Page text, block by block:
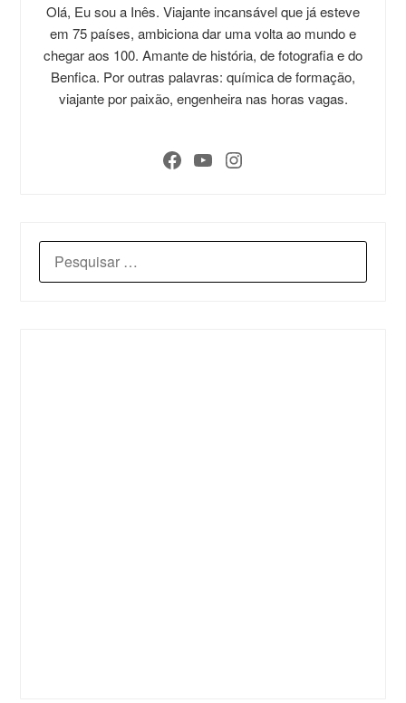
Olá, Eu sou a Inês. Viajante incansável que já esteve
em 75 países, ambiciona dar uma volta ao mundo e
chegar aos 100. Amante de história, de fotografia e do
Benfica. Por outras palavras: química de formação,
viajante por paixão, engenheira nas horas vagas.